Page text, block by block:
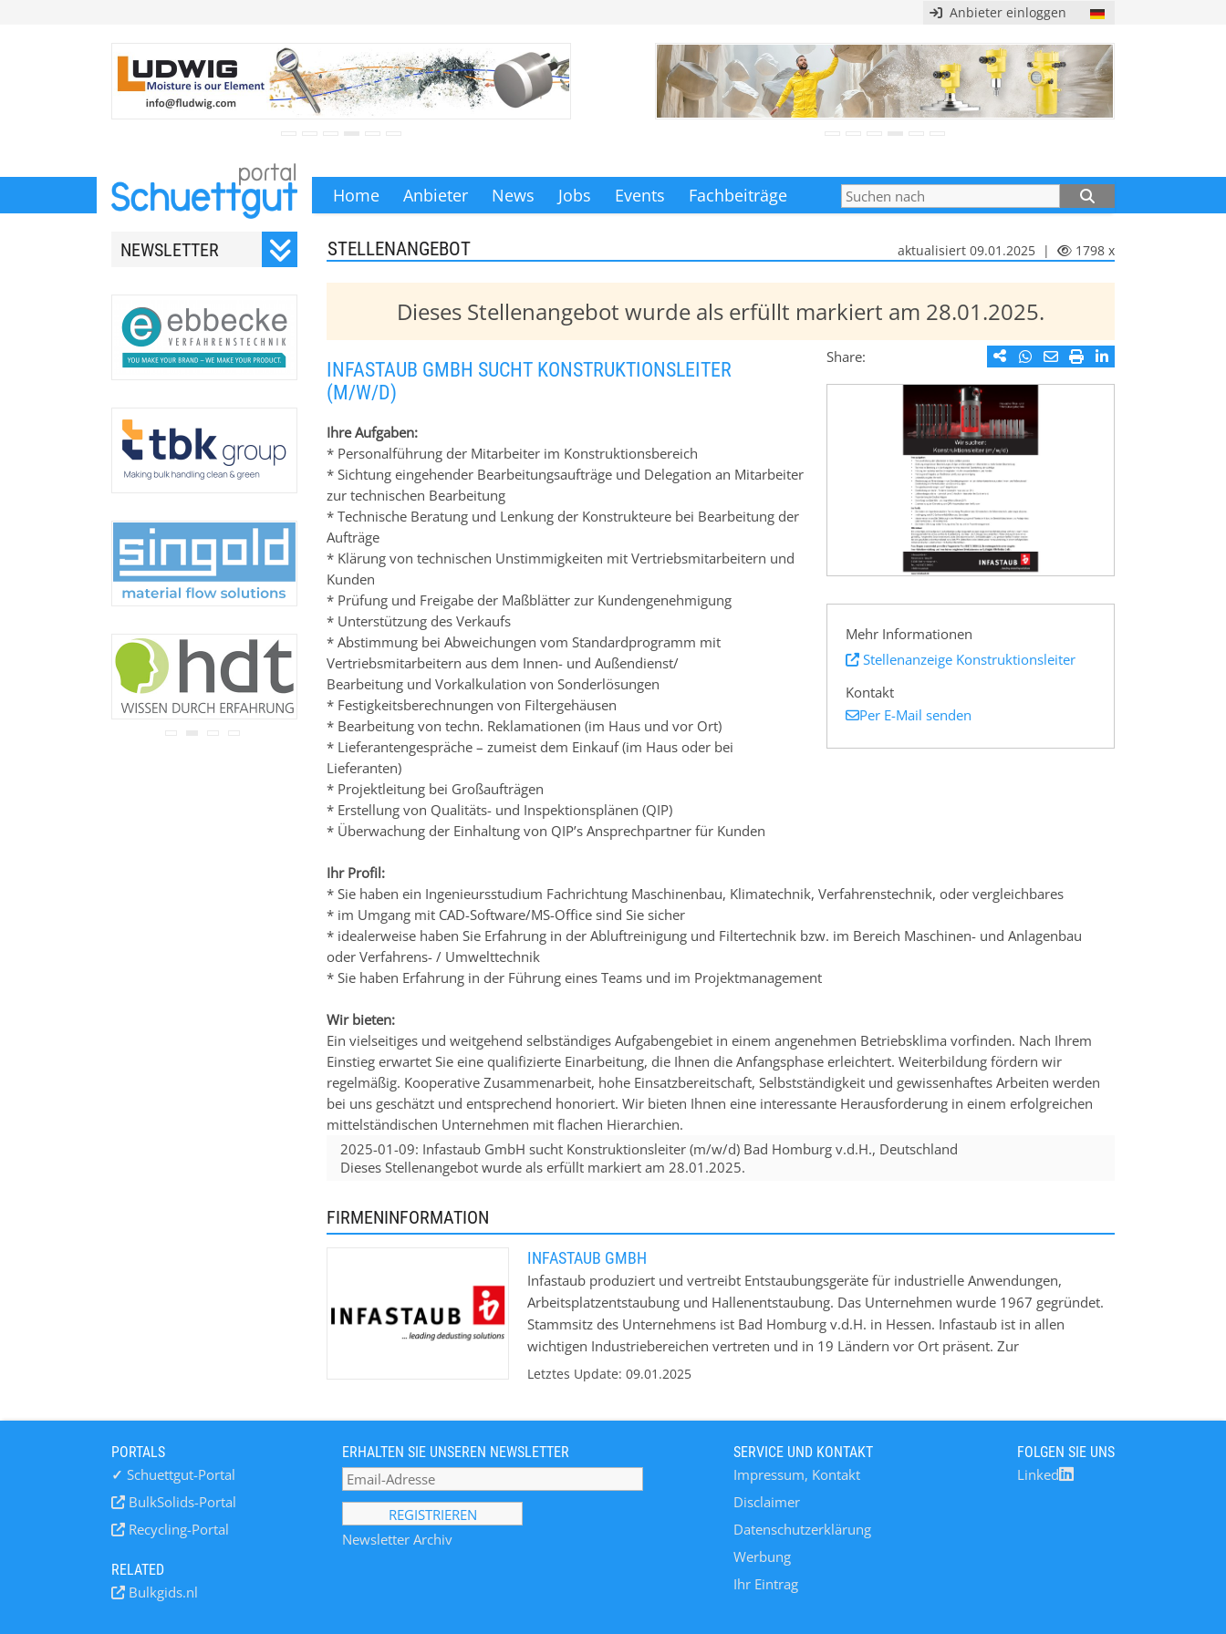
Anbieter einloggen
Home Anbieter News Jobs Events Fachbeiträge
NEWSLETTER
Newsletter.
Ihre Adresse wird nicht an
Dritte weitergegeben.
Zu unseren Datenschutz-
Bestimmungen.
STELLENANGEBOT aktualisiert 09.01.2025 | 1798 x
Dieses Stellenangebot wurde als erfüllt markiert am 28.01.2025.
Share:
Mehr Informationen
Stellenanzeige Konstruktionsleiter
Kontakt
Per E-Mail senden
INFASTAUB GMBH SUCHT KONSTRUKTIONSLEITER
(M/W/D)
Ihre Aufgaben:
* Personalführung der Mitarbeiter im Konstruktionsbereich
* Sichtung eingehender Bearbeitungsaufträge und Delegation an Mitarbeiter
zur technischen Bearbeitung
* Technische Beratung und Lenkung der Konstrukteure bei Bearbeitung der
Aufträge
* Klärung von technischen Unstimmigkeiten mit Vertriebsmitarbeitern und
Kunden
* Prüfung und Freigabe der Maßblätter zur Kundengenehmigung
* Unterstützung des Verkaufs
* Abstimmung bei Abweichungen vom Standardprogramm mit
Vertriebsmitarbeitern aus dem Innen- und Außendienst/
Bearbeitung und Vorkalkulation von Sonderlösungen
* Festigkeitsberechnungen von Filtergehäusen
* Bearbeitung von techn. Reklamationen (im Haus und vor Ort)
* Lieferantengespräche – zumeist dem Einkauf (im Haus oder bei
Lieferanten)
* Projektleitung bei Großaufträgen
* Erstellung von Qualitäts- und Inspektionsplänen (QIP)
* Überwachung der Einhaltung von QIP’s Ansprechpartner für Kunden
Ihr Profil:
* Sie haben ein Ingenieursstudium Fachrichtung Maschinenbau, Klimatechnik, Verfahrenstechnik, oder vergleichbares
* im Umgang mit CAD-Software/MS-Office sind Sie sicher
* idealerweise haben Sie Erfahrung in der Abluftreinigung und Filtertechnik bzw. im Bereich Maschinen- und Anlagenbau
oder Verfahrens- / Umwelttechnik
* Sie haben Erfahrung in der Führung eines Teams und im Projektmanagement
Wir bieten:
Ein vielseitiges und weitgehend selbständiges Aufgabengebiet in einem angenehmen Betriebsklima vorfinden. Nach Ihrem
Einstieg erwartet Sie eine qualifizierte Einarbeitung, die Ihnen die Anfangsphase erleichtert. Weiterbildung fördern wir
regelmäßig. Kooperative Zusammenarbeit, hohe Einsatzbereitschaft, Selbstständigkeit und gewissenhaftes Arbeiten werden
bei uns geschätzt und entsprechend honoriert. Wir bieten Ihnen eine interessante Herausforderung in einem erfolgreichen
mittelständischen Unternehmen mit flachen Hierarchien.
2025-01-09: Infastaub GmbH sucht Konstruktionsleiter (m/w/d) Bad Homburg v.d.H., Deutschland
Dieses Stellenangebot wurde als erfüllt markiert am 28.01.2025.
FIRMENINFORMATION
INFASTAUB GMBH
Infastaub produziert und vertreibt Entstaubungsgeräte für industrielle Anwendungen,
Arbeitsplatzentstaubung und Hallenentstaubung. Das Unternehmen wurde 1967 gegründet.
Stammsitz des Unternehmens ist Bad Homburg v.d.H. in Hessen. Infastaub ist in allen
wichtigen Industriebereichen vertreten und in 19 Ländern vor Ort präsent. Zur
Produktpalette zählen Taschenfilter, Patronenfilter, Schlauchfilter, Lamellenfilter und
Letztes Update: 09.01.2025
PORTALS
✓ Schuettgut-Portal
BulkSolids-Portal
Recycling-Portal
RELATED
Bulkgids.nl
ERHALTEN SIE UNSEREN NEWSLETTER
Newsletter Archiv
SERVICE UND KONTAKT
Impressum, Kontakt
Disclaimer
Datenschutzerklärung
Werbung
Ihr Eintrag
FOLGEN SIE UNS
Linked